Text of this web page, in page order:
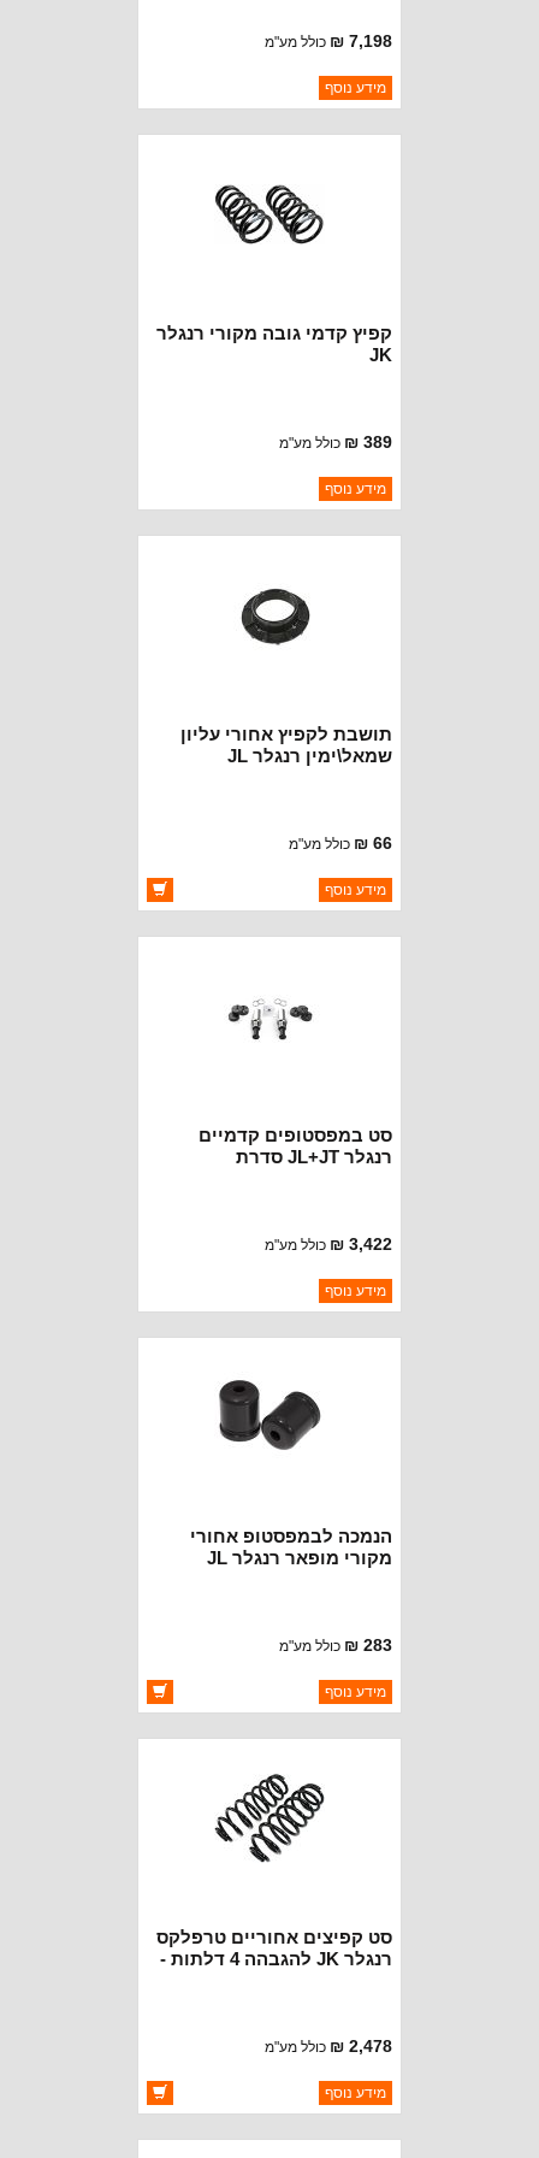
7,198 ₪ כולל מע"מ
ברקוד: 1958400
יצרן:TERAFLEX
מידע נוסף
קפיץ קדמי גובה מקורי רנגלר
JK
389 ₪ כולל מע"מ
ברקוד: 52126317AC
יצרן:CROWN AUTOMOTIVE
מידע נוסף
תושבת לקפיץ אחורי עליון
שמאל\ימין רנגלר JL
66 ₪ כולל מע"מ
ברקוד: 68293049AA
יצרן:CROWN AUTOMOTIVE
מידע נוסף
סט במפסטופים קדמיים
רנגלר JL+JT סדרת
3,422 ₪ כולל מע"מ
ברקוד: 1958325
יצרן:TERAFLEX
מידע נוסף
הנמכה לבמפסטופ אחורי
מקורי מופאר רנגלר JL
283 ₪ כולל מע"מ
ברקוד: 68323933AA
יצרן:MOPAR CHRYSLER
מידע נוסף
סט קפיצים אחוריים טרפלקס
רנגלר JK להגבהה 4 דלתות -
2,478 ₪ כולל מע"מ
ברקוד: 1854402
יצרן:TERAFLEX
מידע נוסף